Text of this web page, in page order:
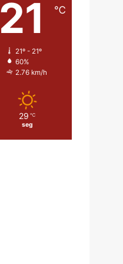
21 ℃
21º - 21º
60%
2.76 km/h
29 ℃
seg